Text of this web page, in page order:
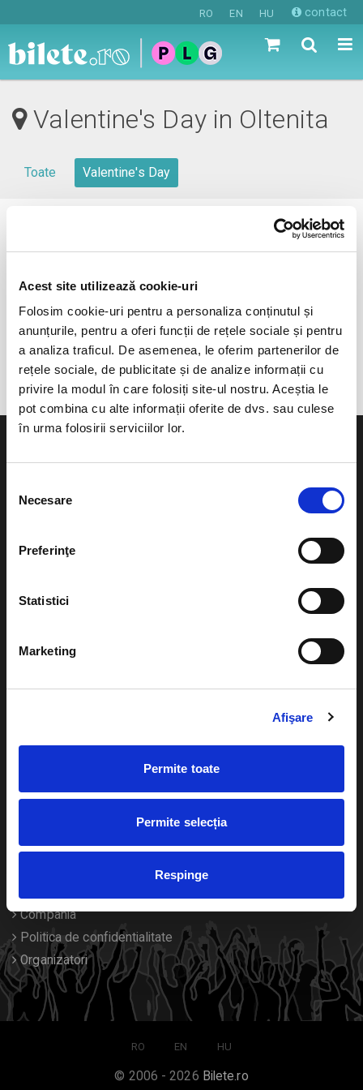
Acest site utilizează cookie-uri
Folosim cookie-uri pentru a personaliza conținutul și
anunțurile, pentru a oferi funcții de rețele sociale și pentru
a analiza traficul. De asemenea, le oferim partenerilor de
rețele sociale, de publicitate și de analize informații cu
privire la modul în care folosiți site-ul nostru. Aceștia le
pot combina cu alte informații oferite de dvs. sau culese
în urma folosirii serviciilor lor.
consimțământului
Necesare
Preferinţe
Statistici
Marketing
Afişare
Permite toate
Permite selecția
Respinge
RO EN HU contact
Valentine's Day in Oltenita
Toate Valentine's Day
0 evenimente in viitorul apropiat
anunta-ma pe email cand apare urmatorul eveniment la
Oltenita
Evenimente
Teatru
festivaluri
Diverse
Despre noi
Contact
Compania
Politica de confidentialitate
Organizatori
RO EN HU
© 2006 - 2026 Bilete.ro